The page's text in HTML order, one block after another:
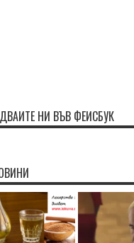
НИ ВЪВ ФЕЙСБУК